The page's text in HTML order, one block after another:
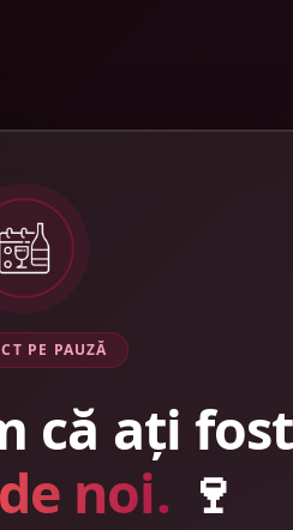
PE PAUZĂ
că ați fost
noi. 🍷